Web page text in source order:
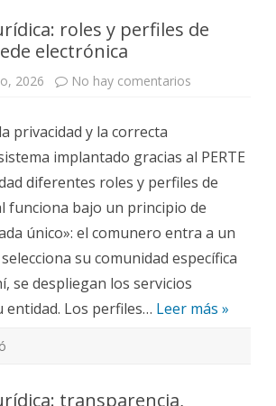
roles y perfiles de
electrónica
2026 No hay comentarios
de
acceso
a
la
sede
electrónica
privacidad y la correcta
implantado gracias al PERTE
diferentes roles y perfiles de
funciona bajo un principio de
único»: el comunero entra a un
su comunidad específica
se despliegan los servicios
entidad. Los perfiles… Leer más »
transparencia,